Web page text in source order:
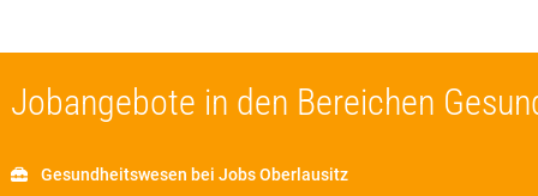
Jobangebote in den Bereichen
Gesundheitswesen bei Jobs Oberlausitz